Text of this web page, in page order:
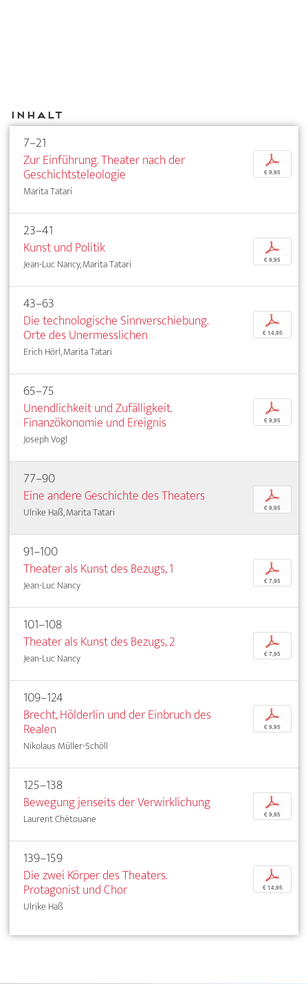
Inhalt
7–21
Zur Einführung. Theater nach der
Geschichtsteleologie
Marita Tatari
p
€ 9,95
23–41
Kunst und Politik
Jean-Luc Nancy, Marita Tatari
p
€ 9,95
43–63
Die technologische Sinnverschiebung.
Orte des Unermesslichen
Erich Hörl, Marita Tatari
p
€ 14,95
65–75
Unendlichkeit und Zufälligkeit.
Finanzökonomie und Ereignis
Joseph Vogl
p
€ 9,95
77–90
Eine andere Geschichte des Theaters
Ulrike Haß, Marita Tatari
p
€ 9,95
91–100
Theater als Kunst des Bezugs, 1
Jean-Luc Nancy
p
€ 7,95
101–108
Theater als Kunst des Bezugs, 2
Jean-Luc Nancy
p
€ 7,95
109–124
Brecht, Hölderlin und der Einbruch des
Realen
Nikolaus Müller-Schöll
p
€ 9,95
125–138
Bewegung jenseits der Verwirklichung
Laurent Chétouane
p
€ 9,95
139–159
Die zwei Körper des Theaters.
Protagonist und Chor
Ulrike Haß
p
€ 14,95